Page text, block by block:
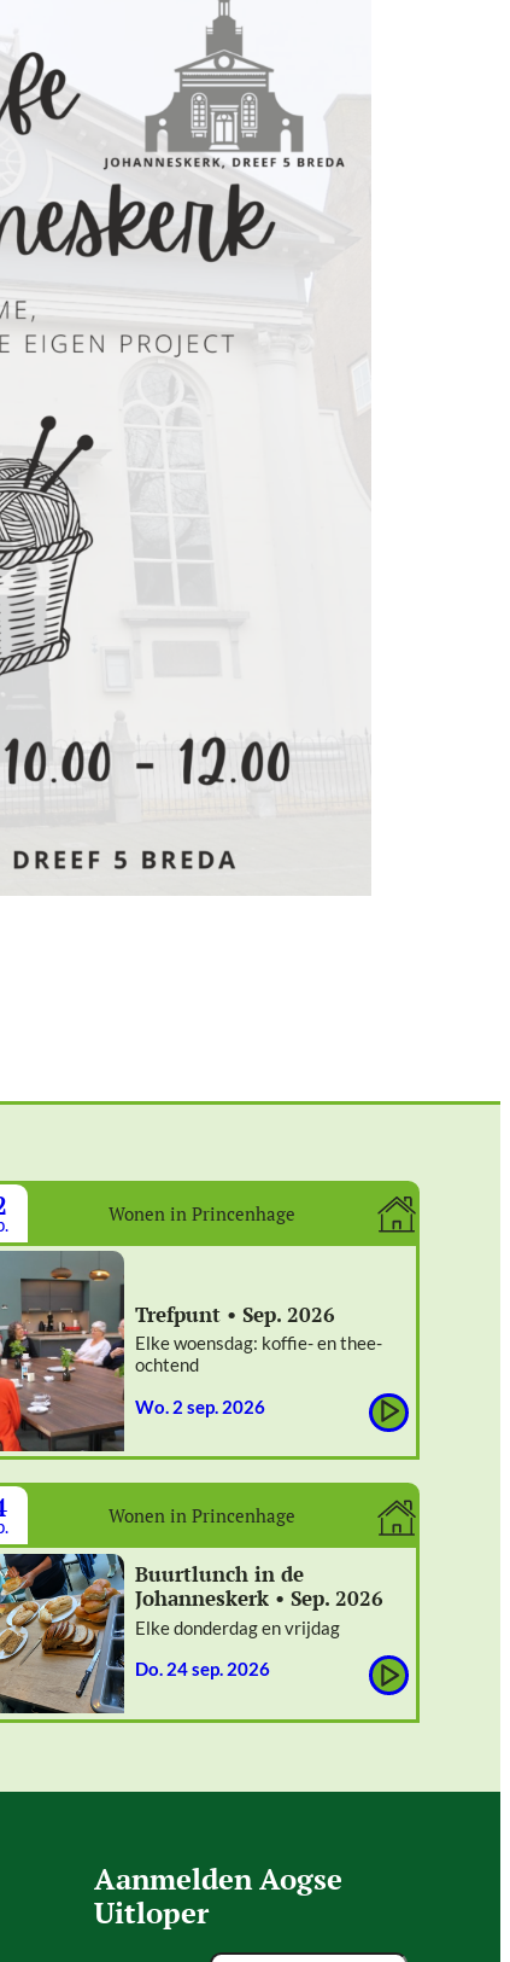
Wonen in Princenhage
Trefpunt • Sep. 2026
Elke woensdag: koffie- en thee-
ochtend
wo. 2 sep. 2026
Wonen in Princenhage
Buurtlunch in de
Johanneskerk • Sep. 2026
Elke donderdag en vrijdag
do. 24 sep. 2026
Aanmelden Aogse
Uitloper